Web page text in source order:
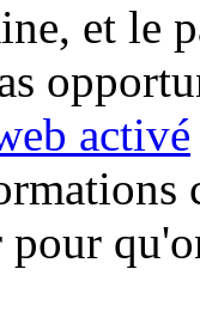
et le
activé